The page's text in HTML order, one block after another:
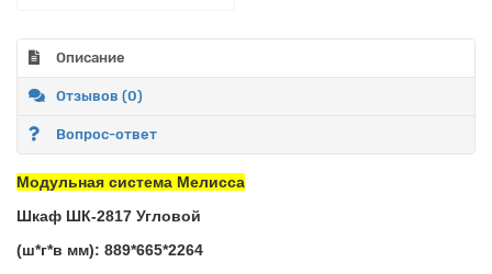
Описание
Отзывов (0)
Вопрос-ответ
Модульная система Мелисса
Шкаф ШК-2817 Угловой
(ш*г*в мм): 889*665*2264